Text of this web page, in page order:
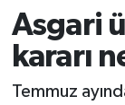
Asgari
kararı
Temmuz
Resmi
Süper Lig
Tüm